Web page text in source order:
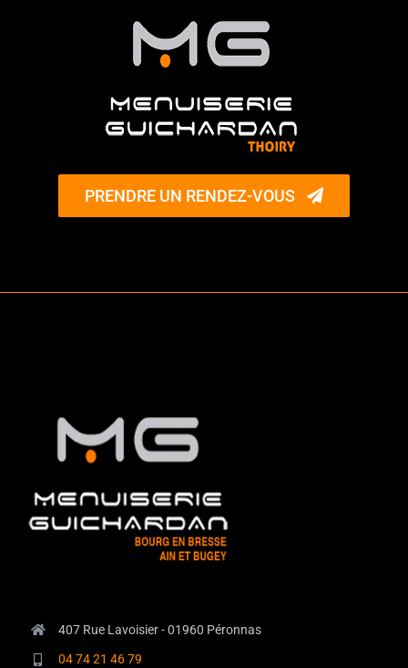
PRENDRE UN RENDEZ-VOUS
407 Rue Lavoisier - 01960 Péronnas
04 74 21 46 79